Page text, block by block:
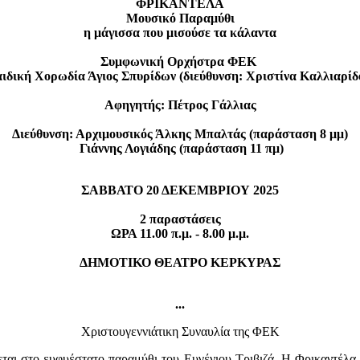
ΦΡΙΚΑΝΤΕΛΑ
Μουσικό Παραμύθι
η μάγισσα που μισούσε τα κάλαντα
Συμφωνική Ορχήστρα ΦΕΚ
Χορωδία Άγιος Σπυρίδων (διεύθυνση: Χριστίνα
Αφηγητής: Πέτρος Γάλλιας
Διεύθυνση: Αρχιμουσικός Άλκης Μπαλτάς (παράσταση 8 μμ)
Γιάννης Λογιάδης (παράσταση 11 πμ)
ΣΑΒΒΑΤΟ 20 ΔΕΚΕΜΒΡΙΟΥ 2025
2 παραστάσεις
ΩΡΑ 11.00 π.μ. - 8.00 μ.μ.
ΔΗΜΟΤΙΚΟ ΘΕΑΤΡΟ ΚΕΡΚΥΡΑΣ
...
Χριστουγεννιάτικη Συναυλία της ΦΕΚ